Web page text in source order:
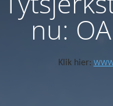
nu:
Klik hier: